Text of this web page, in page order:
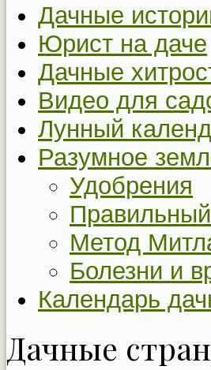
Дачные
Юрист на даче
Дачные
Видео для
Лунный
Разумное
Удобрения
Метод
Болезни и
Календарь
Дачные